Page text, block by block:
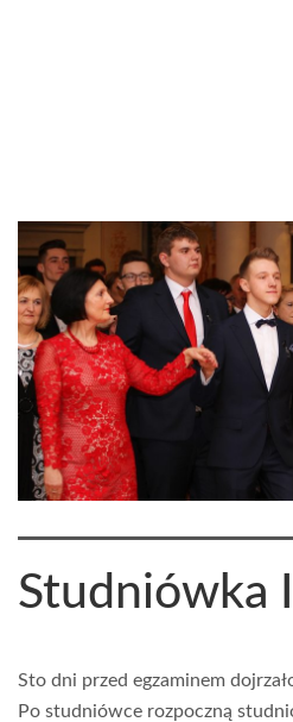
Studniówka
Sto dni przed egzaminem
Po studniówce rozpoczną